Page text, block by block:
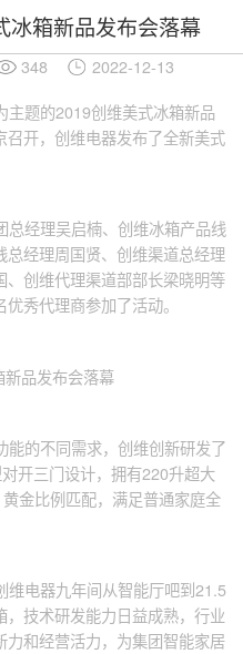
冰箱新品发布会落幕
348 2022-12-13
主题的2019创维美式冰箱新品
召开，创维电器发布了全新美式
总经理吴启楠、创维冰箱产品线
经理周国贤、创维渠道总经理
创维代理渠道部部长梁晓明等
秀代理商参加了活动。
能的不同需求，创维创新研发了
开三门设计，拥有220升超大
金比例匹配，满足普通家庭全
电器九年间从智能厅吧到21.5
技术研发能力日益成熟，行业
和经营活力，为集团智能家居